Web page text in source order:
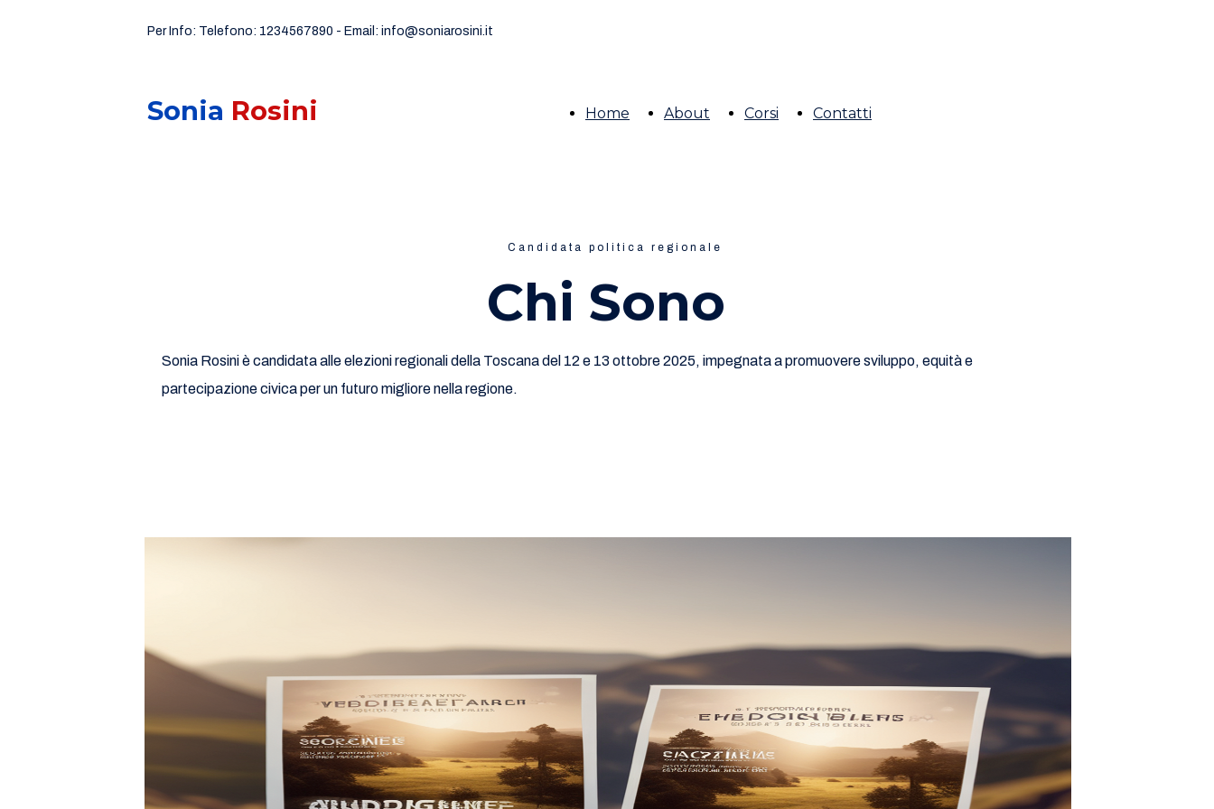
Per Info: Telefono: 1234567890 - Email: info@soniarosini.it
Home About Corsi Contatti
Sonia Rosini
Candidata politica regionale
Chi Sono
Sonia Rosini è candidata alle elezioni regionali della Toscana del 12 e 13 ottobre 2025, impegnata a promuovere sviluppo, equità e
partecipazione civica per un futuro migliore nella regione.